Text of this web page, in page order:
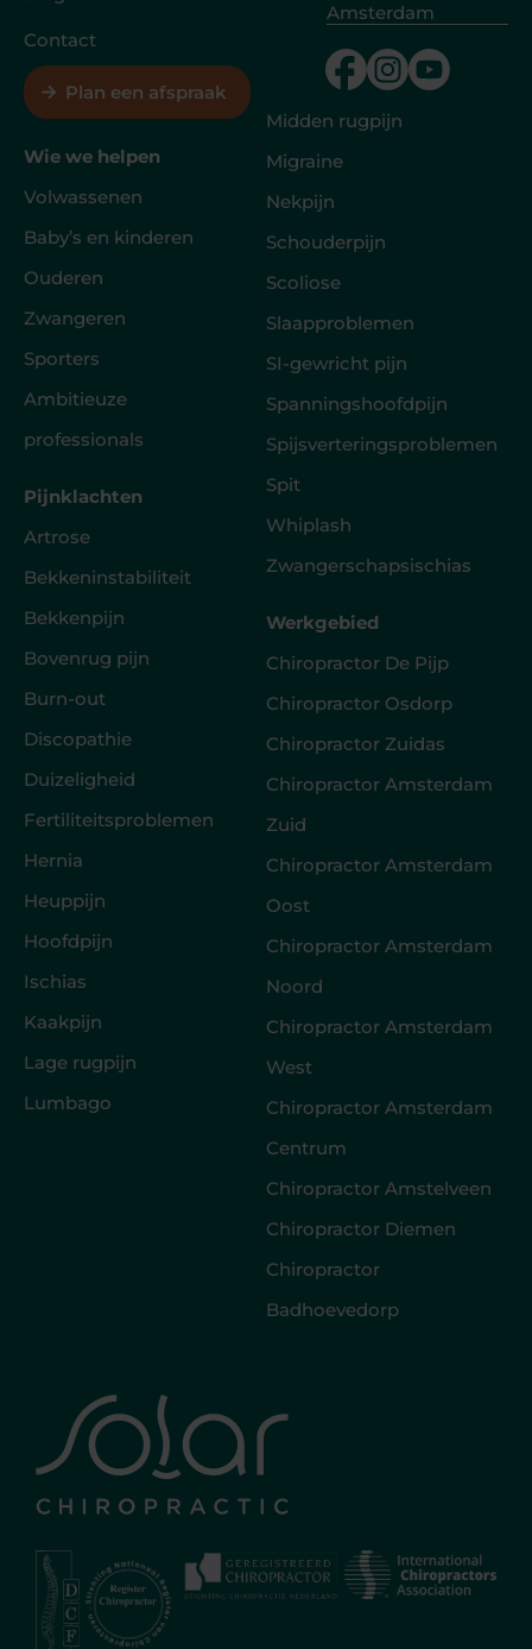
Contact
Plan een afspraak
Amsterdam
Wie we helpen
Volwassenen
Baby’s en kinderen
Ouderen
Zwangeren
Sporters
Ambitieuze
professionals
Pijnklachten
Artrose
Bekkeninstabiliteit
Bekkenpijn
Bovenrug pijn
Burn-out
Discopathie
Duizeligheid
Fertiliteitsproblemen
Hernia
Heuppijn
Hoofdpijn
Ischias
Kaakpijn
Lage rugpijn
Lumbago
Midden rugpijn
Migraine
Nekpijn
Schouderpijn
Scoliose
Slaapproblemen
SI-gewricht pijn
Spanningshoofdpijn
Spijsverteringsproblemen
Spit
Whiplash
Zwangerschapsischias
Werkgebied
Chiropractor De Pijp
Chiropractor Osdorp
Chiropractor Zuidas
Chiropractor Amsterdam
Zuid
Chiropractor Amsterdam
Oost
Chiropractor Amsterdam
Noord
Chiropractor Amsterdam
West
Chiropractor Amsterdam
Centrum
Chiropractor Amstelveen
Chiropractor Diemen
Chiropractor
Badhoevedorp